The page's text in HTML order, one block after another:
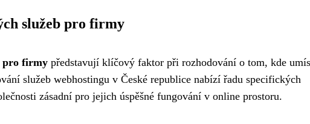
služeb pro firmy
pro firmy představují klíčový faktor při rozhodování o tom, kde
služeb webhostingu v České republice nabízí řadu specifických
zásadní pro jejich úspěšné fungování v online prostoru.